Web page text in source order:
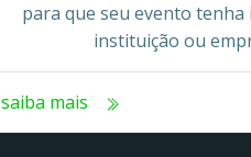
para que seu evento tenha
instituição ou
saiba mais